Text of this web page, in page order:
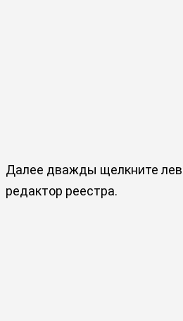
Далее дважды щелкните
редактор реестра.